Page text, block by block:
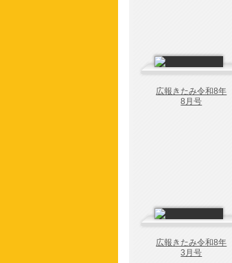
広報きたみ令和8年
8月号
広報きたみ令和8年
3月号